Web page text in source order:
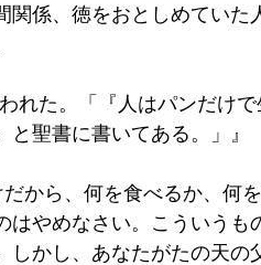
係、徳をおとしめていた
れた。「『人はパンだけ
聖書に書いてある。」』
から、何を食べるか、何
やめなさい。こういうも
かし、あなたがたの天の